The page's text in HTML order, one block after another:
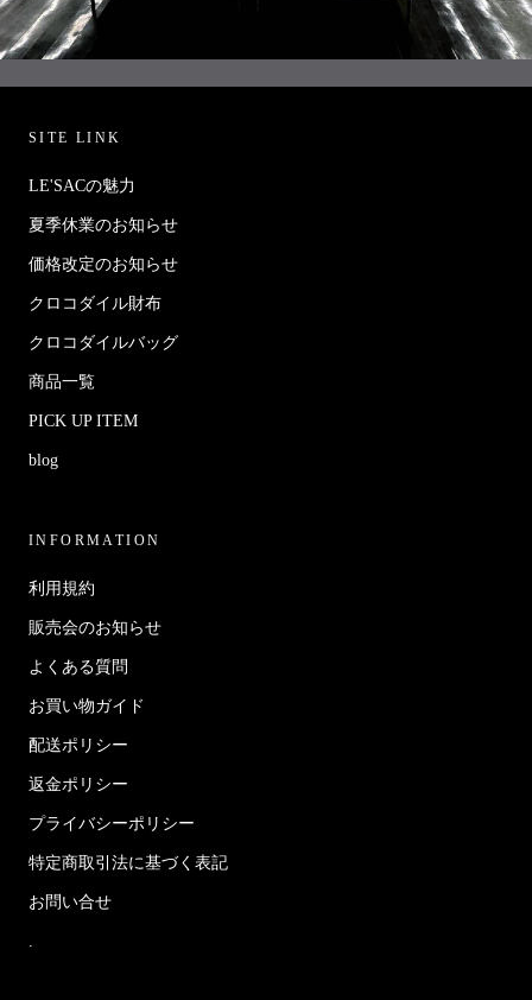
SITE LINK
LE'SACの魅力
夏季休業のお知らせ
価格改定のお知らせ
クロコダイル財布
クロコダイルバッグ
商品一覧
PICK UP ITEM
blog
INFORMATION
利用規約
販売会のお知らせ
よくある質問
お買い物ガイド
配送ポリシー
返金ポリシー
プライバシーポリシー
特定商取引法に基づく表記
お問い合せ